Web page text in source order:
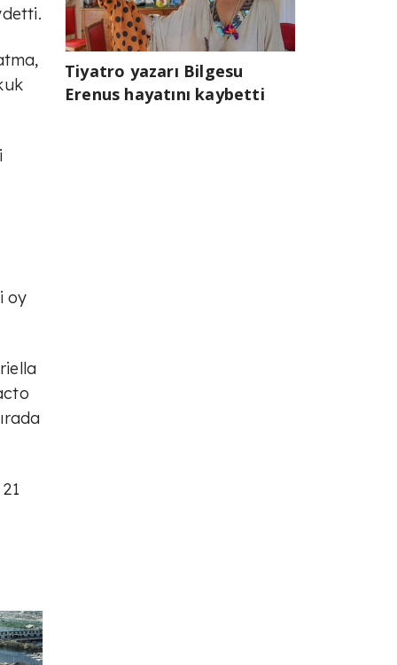
oy
Tiyatro yazarı Bilgesu
Erenus hayatını kaybetti